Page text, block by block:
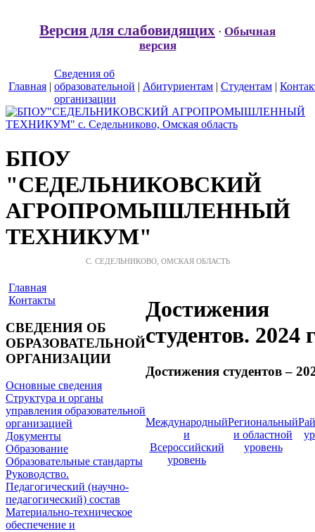
Версия для слабовидящих · Обычная
версия
Главная |
Сведения об
образовательной
организации
| Абитуриентам | Студентам |
БПОУ
"СЕДЕЛЬНИКОВСКИЙ
АГРОПРОМЫШЛЕННЫЙ
ТЕХНИКУМ"
С. СЕДЕЛЬНИКОВО, ОМСКАЯ ОБЛАСТЬ
Главная
Контакты
СВЕДЕНИЯ ОБ
ОБРАЗОВАТЕЛЬНОЙ
ОРГАНИЗАЦИИ
Основные сведения
Структура и органы
управления образовательной
организацией
Документы
Образование
Образовательные стандарты
Руководство.
Педагогический (научно-
педагогический) состав
Материально-техническое
обеспечение и
Достижения
студентов. 2024
Достижения студентов –
Международный
и
Всероссийский
уровень
Региональный
и областной
уровень